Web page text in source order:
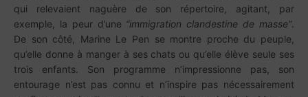
qui relevaient naguère de son répertoire, agitant, par
exemple, la peur d’une “immigration clandestine de masse”.
De son côté, Marine Le Pen se montre proche du peuple,
qu’elle donne à manger à ses chats ou qu’elle élève seule ses
trois enfants. Son programme n’impressionne pas, son
entourage n’est pas connu et n’inspire pas nécessairement